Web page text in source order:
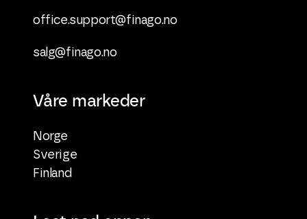
office.support@finago.no
salg@finago.no
Våre markeder
Norge
Sverige
Finland